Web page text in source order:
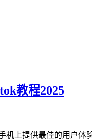
教程2025
上提供最佳的用户